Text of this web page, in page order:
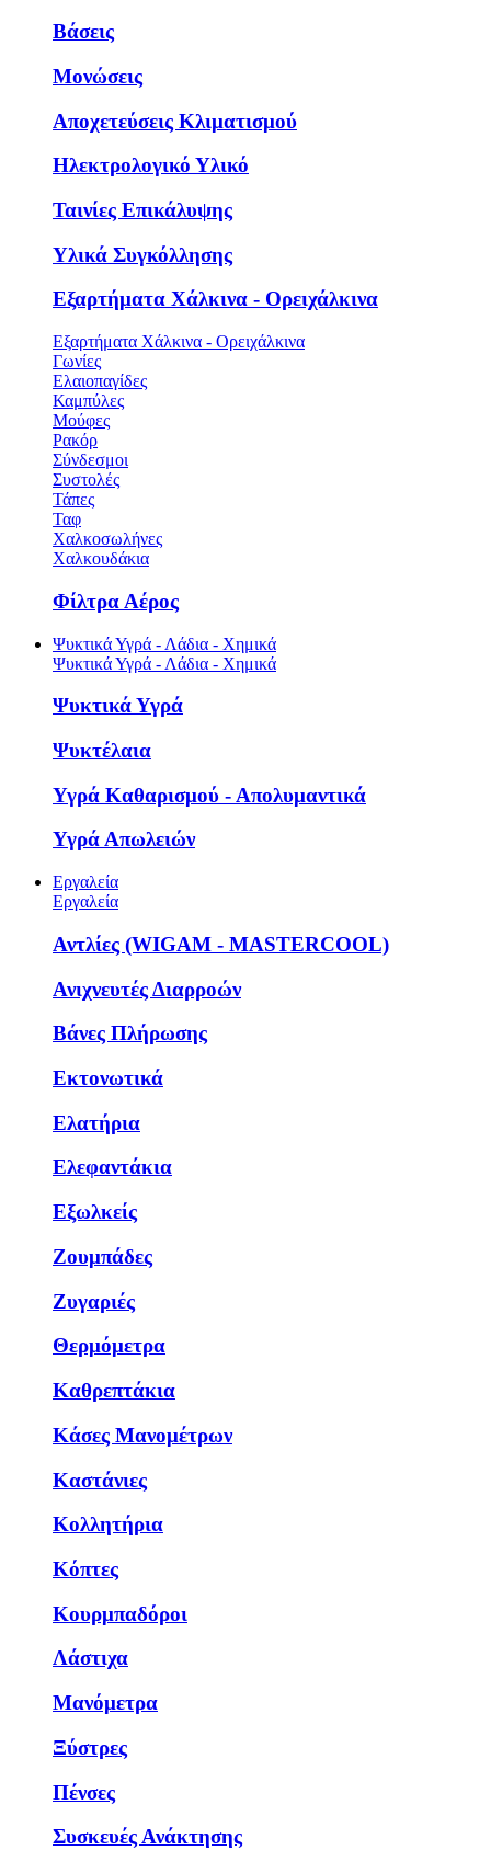
Βάσεις
Μονώσεις
Αποχετεύσεις Κλιματισμού
Ηλεκτρολογικό Υλικό
Ταινίες Επικάλυψης
Υλικά Συγκόλλησης
Εξαρτήματα Χάλκινα - Ορειχάλκινα
Εξαρτήματα Χάλκινα - Ορειχάλκινα
Γωνίες
Ελαιοπαγίδες
Καμπύλες
Μούφες
Ρακόρ
Σύνδεσμοι
Συστολές
Τάπες
Ταφ
Χαλκοσωλήνες
Χαλκουδάκια
Φίλτρα Αέρος
Ψυκτικά Υγρά - Λάδια - Χημικά
Ψυκτικά Υγρά - Λάδια - Χημικά
Ψυκτικά Υγρά
Ψυκτέλαια
Υγρά Καθαρισμού - Απολυμαντικά
Υγρά Απωλειών
Εργαλεία
Εργαλεία
Αντλίες (WIGAM - MASTERCOOL)
Ανιχνευτές Διαρροών
Βάνες Πλήρωσης
Εκτονωτικά
Ελατήρια
Ελεφαντάκια
Εξωλκείς
Ζουμπάδες
Ζυγαριές
Θερμόμετρα
Καθρεπτάκια
Κάσες Μανομέτρων
Καστάνιες
Κολλητήρια
Κόπτες
Κουρμπαδόροι
Λάστιχα
Μανόμετρα
Ξύστρες
Πένσες
Συσκευές Ανάκτησης